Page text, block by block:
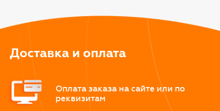
Доставка и оплата
Оплата заказа на сайте или по
реквизитам